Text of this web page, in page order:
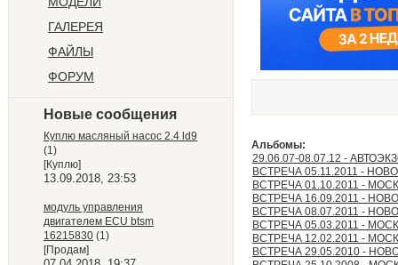
ГАЛЕРЕЯ
ФАЙЛЫ
ФОРУМ
Новые сообщения
Куплю масляный насос 2.4 ld9
(1)
[Куплю]
13.09.2018, 23:53
модуль управления
двигателем ECU btsm
16215830 (1)
[Продам]
Альбомы:
29.06.07-08.07.12 -
ВСТРЕЧА 05.11.2011 -
ВСТРЕЧА 01.10.2011 -
ВСТРЕЧА 16.09.2011 -
ВСТРЕЧА 08.07.2011 -
ВСТРЕЧА 05.03.2011 -
ВСТРЕЧА 12.02.2011 -
ВСТРЕЧА 29.05.2010 -